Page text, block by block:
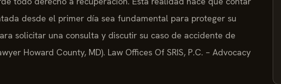
desde el primer día sea fundamental para proteger su
solicitar una consulta y discutir su caso de accidente de
Howard County, MD). Law Offices Of SRIS, P.C. – Advocacy